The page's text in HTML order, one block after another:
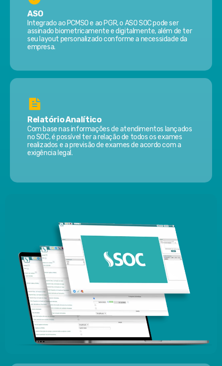
ASO
Integrado ao PCMSO e ao PGR, o ASO SOC pode ser
assinado biometricamente e digitalmente, além de ter
seu layout personalizado conforme a necessidade da
empresa.
Relatório Analítico
Com base nas informações de atendimentos lançados
no SOC, é possível ter a relação de todos os exames
realizados e a previsão de exames de acordo com a
exigência legal.